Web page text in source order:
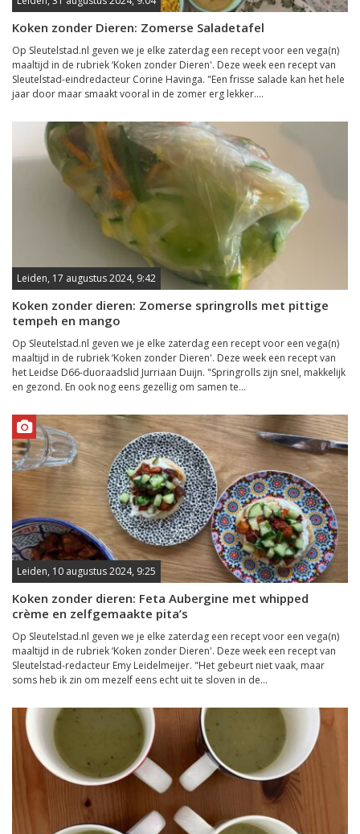
Koken zonder Dieren: Zomerse Saladetafel
Op Sleutelstad.nl geven we je elke zaterdag een recept voor een vega(n)
maaltijd in de rubriek ‘Koken zonder Dieren'. Deze week een recept van
Sleutelstad-eindredacteur Corine Havinga. "Een frisse salade kan het hele
jaar door maar smaakt vooral in de zomer erg lekker....
Leiden, 17 augustus 2024, 9:42
Koken zonder dieren: Zomerse springrolls met pittige
tempeh en mango
Op Sleutelstad.nl geven we je elke zaterdag een recept voor een vega(n)
maaltijd in de rubriek ‘Koken zonder Dieren'. Deze week een recept van
het Leidse D66-duoraadslid Jurriaan Duijn. "Springrolls zijn snel, makkelijk
en gezond. En ook nog eens gezellig om samen te...
Leiden, 10 augustus 2024, 9:25
Koken zonder dieren: Feta Aubergine met whipped
crème en zelfgemaakte pita’s
Op Sleutelstad.nl geven we je elke zaterdag een recept voor een vega(n)
maaltijd in de rubriek ‘Koken zonder Dieren'. Deze week een recept van
Sleutelstad-redacteur Emy Leidelmeijer. "Het gebeurt niet vaak, maar
soms heb ik zin om mezelf eens echt uit te sloven in de...